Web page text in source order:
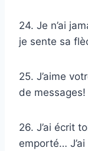
24. Je n’ai
je sente sa
25. J’aime
de messages!
26. J’ai écrit
emporté…